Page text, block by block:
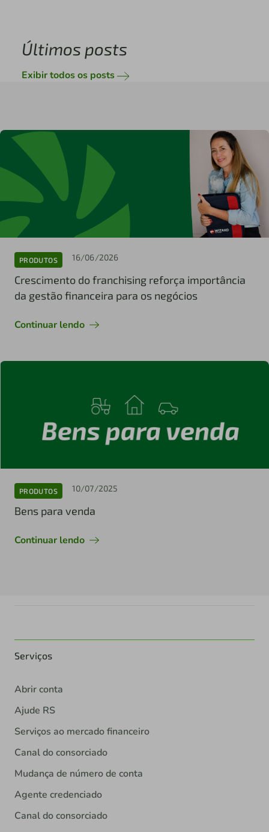
Últimos posts
Exibir todos os posts
PRODUTOS 16/06/2026
Crescimento do franchising reforça importância
da gestão financeira para os negócios
Continuar lendo
PRODUTOS 10/07/2025
Bens para venda
Continuar lendo
Serviços
Abrir conta
Ajude RS
Serviços ao mercado financeiro
Canal do consorciado
Mudança de número de conta
Agente credenciado
Canal do consorciado